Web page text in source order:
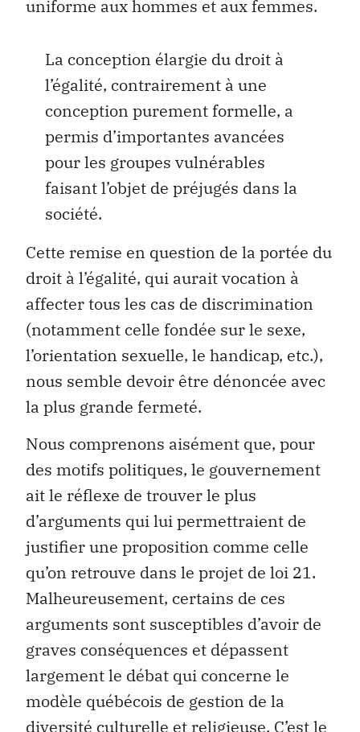
uniforme aux hommes et aux femmes.
La conception élargie du droit à
l’égalité, contrairement à une
conception purement formelle, a
permis d’importantes avancées
pour les groupes vulnérables
faisant l’objet de préjugés dans la
société.
Cette remise en question de la portée du
droit à l’égalité, qui aurait vocation à
affecter tous les cas de discrimination
(notamment celle fondée sur le sexe,
l’orientation sexuelle, le handicap, etc.),
nous semble devoir être dénoncée avec
la plus grande fermeté.
Nous comprenons aisément que, pour
des motifs politiques, le gouvernement
ait le réflexe de trouver le plus
d’arguments qui lui permettraient de
justifier une proposition comme celle
qu’on retrouve dans le projet de loi 21.
Malheureusement, certains de ces
arguments sont susceptibles d’avoir de
graves conséquences et dépassent
largement le débat qui concerne le
modèle québécois de gestion de la
diversité culturelle et religieuse. C’est le